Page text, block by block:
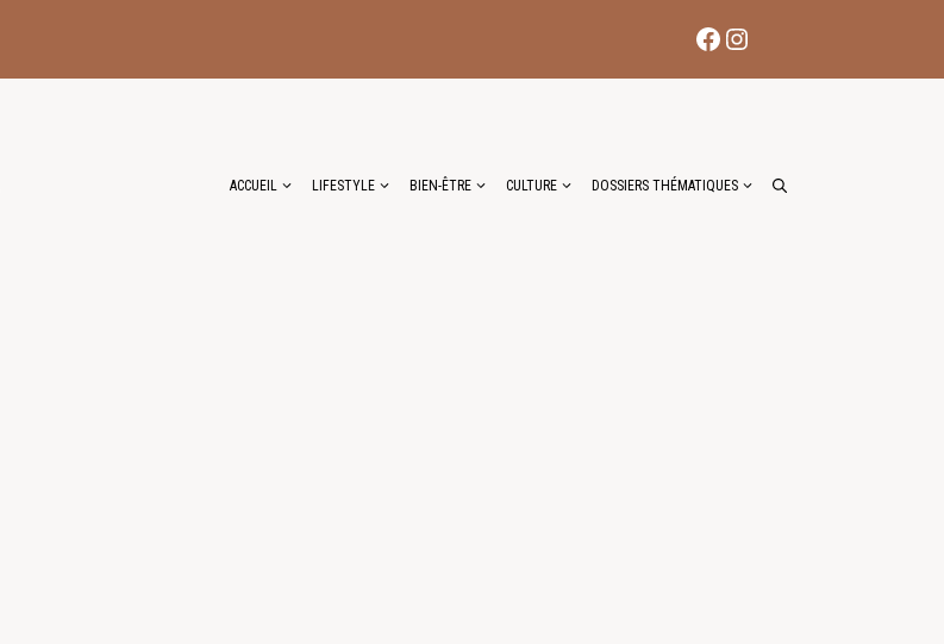
Facebook
Instagram
ACCUEIL LIFESTYLE BIEN-ÊTRE CULTURE DOSSIERS THÉMATIQUES